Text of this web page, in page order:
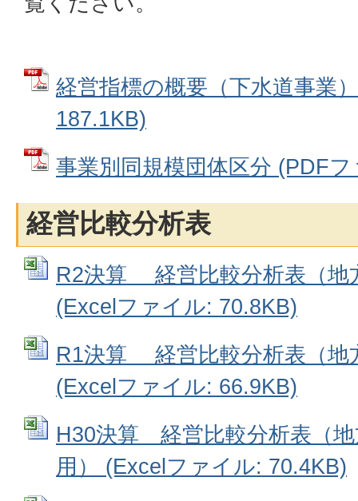
経営指標の概要（下水道事業
187.1KB)
事業別同規模団体区分 (PDF
経営比較分析表
R2決算 経営比較分析表（地
(Excelファイル: 70.8KB)
R1決算 経営比較分析表（地
(Excelファイル: 66.9KB)
H30決算 経営比較分析表（地
用） (Excelファイル: 70.4KB)